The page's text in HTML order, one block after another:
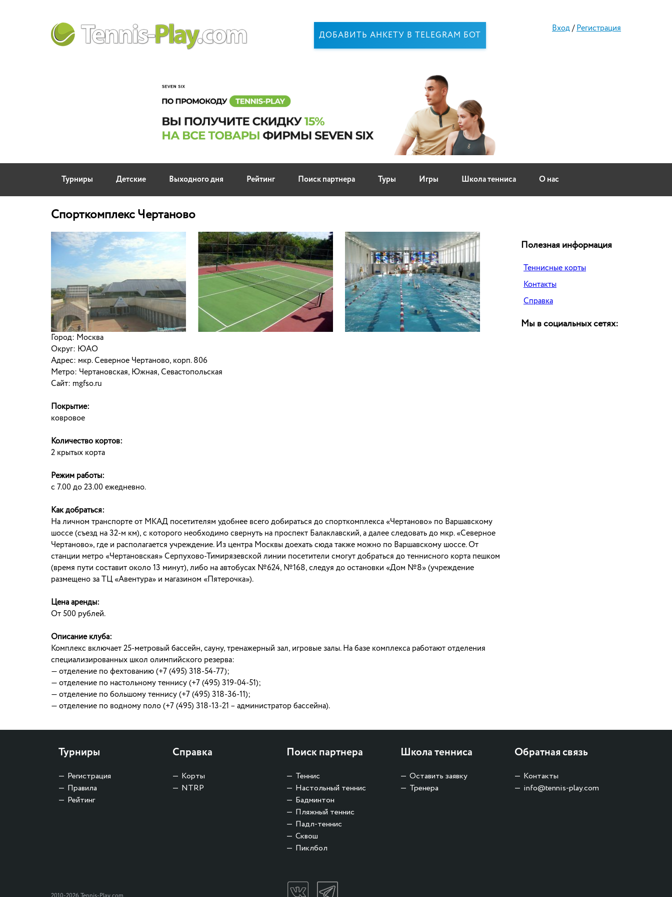
ДОБАВИТЬ АНКЕТУ В TELEGRAM БОТ
Вход/Регистрация
Турниры Детские Выходного дня Рейтинг Поиск партнера Туры Игры Школа тенниса О нас
Спорткомплекс Чертаново
Город: Москва
Округ: ЮАО
Адрес: мкр. Северное Чертаново, корп. 806
Метро: Чертановская, Южная, Севастопольская
Сайт: mgfso.ru
Покрытие:
ковровое
Количество кортов:
2 крытых корта
Режим работы:
с 7.00 до 23.00 ежедневно.
Как добраться:
На личном транспорте от МКАД посетителям удобнее всего добираться до спорткомплекса «Чертаново» по Варшавскому
шоссе (съезд на 32-м км), с которого необходимо свернуть на проспект Балаклавский, а далее следовать до мкр. «Северное
Чертаново», где и располагается учреждение. Из центра Москвы доехать сюда также можно по Варшавскому шоссе. От
станции метро «Чертановская» Серпухово-Тимирязевской линии посетители смогут добраться до теннисного корта пешком
(время пути составит около 13 минут), либо на автобусах №624, №168, следуя до остановки «Дом №8» (учреждение
размещено за ТЦ «Авентура» и магазином «Пятерочка»).
Цена аренды:
От 500 рублей.
Описание клуба:
Комплекс включает 25-метровый бассейн, сауну, тренажерный зал, игровые залы. На базе комплекса работают отделения
специализированных школ олимпийского резерва:
— отделение по фехтованию (+7 (495) 318-54-77);
— отделение по настольному теннису (+7 (495) 319-04-51);
— отделение по большому теннису (+7 (495) 318-36-11);
— отделение по водному поло (+7 (495) 318-13-21 – администратор бассейна).
Полезная информация
Теннисные корты
Контакты
Справка
Мы в социальных сетях:
Турниры
Регистрация
Правила
Рейтинг
Справка
Корты
NTRP
Поиск партнера
Теннис
Настольный теннис
Бадминтон
Пляжный теннис
Падл-теннис
Сквош
Пиклбол
Школа тенниса
Оставить заявку
Тренера
Обратная связь
Контакты
info@tennis-play.com